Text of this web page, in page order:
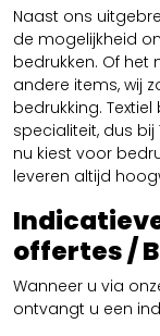
Naast ons
de mogelijkheid
bedrukken. Of het
andere items, wij
bedrukking.
specialiteit, dus bij
nu kiest voor
leveren altijd
offertes /
Wanneer u via
ontvangt u een